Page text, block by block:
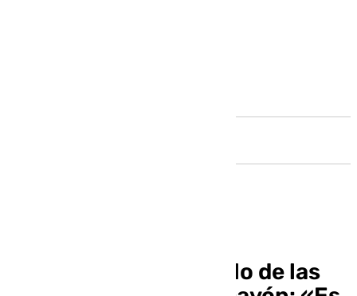
El alcalde de El Castillo de las